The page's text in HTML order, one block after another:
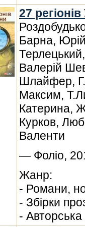
27
Барна,
Валерій
Шлайфер,
Максим,
Катерина,
Курков,
Валенти
— Фоліо,
Жанр:
- Романи,
- Збірки
-